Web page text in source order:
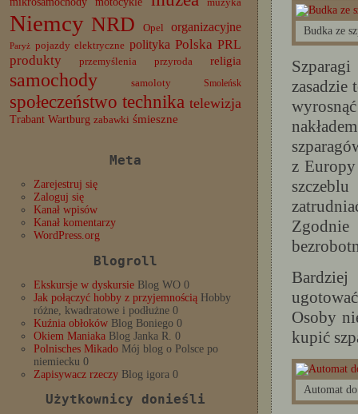
muzyka
Niemcy NRD Opel organizacyjne
Paryż pojazdy elektryczne polityka Polska PRL
produkty
przemyślenia przyroda religia
samochody samoloty Smoleńsk
społeczeństwo technika telewizja
Trabant Wartburg zabawki śmieszne
Meta
Zarejestruj się
Zaloguj się
Kanał wpisów
Kanał komentarzy
WordPress.org
Blogroll
Ekskursje w dyskursie Blog WO 0
Jak połączyć hobby z przyjemnością Hobby
różne, kwadratowe i podłużne 0
Kuźnia obłoków Blog Boniego 0
Okiem Maniaka Blog Janka R. 0
Polnisches Mikado Mój blog o Polsce po
niemiecku 0
Zapisywacz rzeczy Blog igora 0
Użytkownicy donieśli
Budka ze
zasadzie
z
Osoby
kupić
Automat